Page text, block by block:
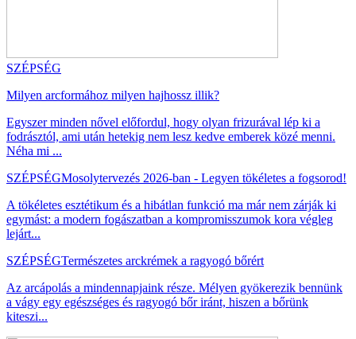
SZÉPSÉG
Milyen arcformához milyen hajhossz illik?
Egyszer minden nővel előfordul, hogy olyan frizurával lép ki a
fodrásztól, ami után hetekig nem lesz kedve emberek közé menni.
Néha mi ...
SZÉPSÉGMosolytervezés 2026-ban - Legyen tökéletes a fogsorod!
A tökéletes esztétikum és a hibátlan funkció ma már nem zárják ki
egymást: a modern fogászatban a kompromisszumok kora végleg
lejárt...
SZÉPSÉGTermészetes arckrémek a ragyogó bőrért
Az arcápolás a mindennapjaink része. Mélyen gyökerezik bennünk
a vágy egy egészséges és ragyogó bőr iránt, hiszen a bőrünk
kiteszi...